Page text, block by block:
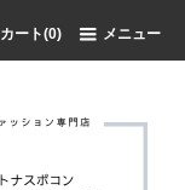
カート(0) メニュー